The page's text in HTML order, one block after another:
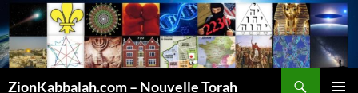
ZionKabbalah.com – Nouvelle Torah